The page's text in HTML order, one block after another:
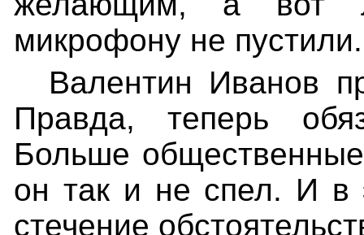
микрофону не пустили.
Валентин Иванов
Правда, теперь
Больше
он так и не спел. И в
стечение